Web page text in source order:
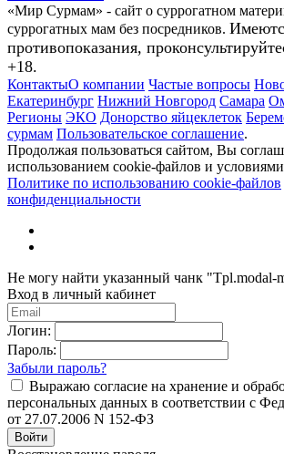
«Мир Сурмам» - сайт о суррогатном
суррогатных мам без посредников.
противопоказания,
+18.
КонтактыО компании Частые вопросы
Екатеринбург Нижний Новгород Самара
Регионы ЭКО Донорство яйцеклеток
сурмам Пользовательское соглашение.
Продолжая пользоваться сайтом, Вы
использованием cookie-файлов и
Политике по использованию cookie-файлов
конфиденциальности
Не могу найти указанный чанк "Tpl.modal-
Вход в личный кабинет
Логин:
Пароль:
Забыли пароль?
Выражаю согласие на хранение и
персональных данных в соответствии с
от 27.07.2006 N 152-ФЗ
Войти